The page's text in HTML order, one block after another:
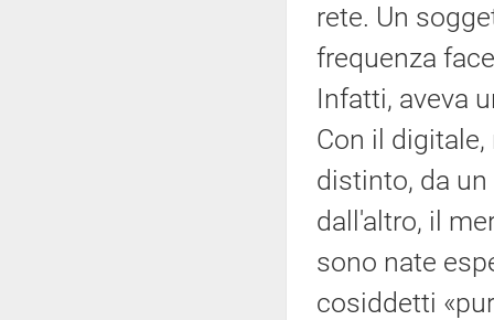
rete. Un
frequenza
Infatti, aveva
Con il
distinto, da
dall'altro, il
sono nate
cosiddetti